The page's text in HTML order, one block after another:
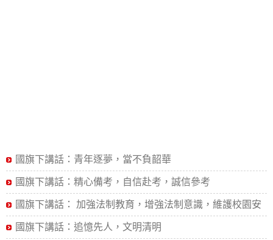
國旗下講話：青年逐夢，當不負韶華
國旗下講話：精心備考，自信赴考，誠信參考
國旗下講話： 加強法制教育，增強法制意識，維護校園安
全
國旗下講話：追憶先人，文明清明